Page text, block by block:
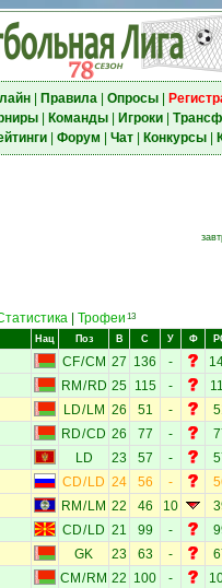
| Правила| Опросы|
| Команды| Игроки|
| Форум Чат| Конкурсы|
Трофеи 13
Нац Поз В С У Ф
CF/CM 27 136 -
RM /RD 25 115 -
LD/LM 26 51 -
RD/CD 26 77 -
LD 23 57 -
CD/ LD 24 56 -
RM / LM 22 46 10
CD/ LD 21 99 -
GK 23 63 -
CM / RM 22 100 -